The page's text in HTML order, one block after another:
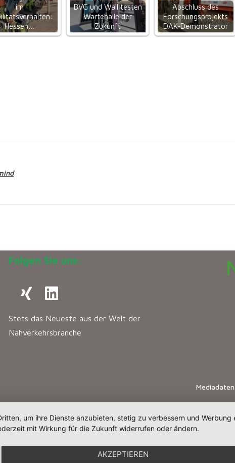
im
Hessen…
BVG und Wall testen
Wartehalle der
Zukunft
Abschluss des
Forschungsprojekts
DAK‑Demonstrator
Folgen Sie uns:
Stets das Neueste aus der Welt der
Nahverkehrsbranche
Mediadaten
um ihre Dienste anzubieten, stetig zu verbessern und
mit Wirkung für die Zukunft widerrufen oder ändern.
AKZEPTIEREN